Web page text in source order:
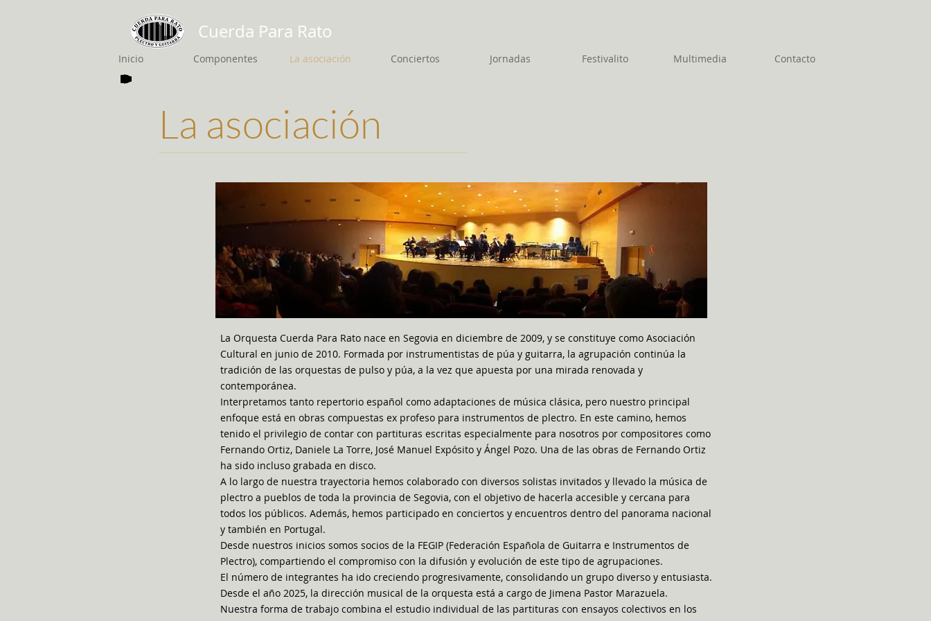
Cuerda Para Rato
Inicio Componentes La asociación Conciertos Jornadas Festivalito Multimedia Contacto
La asociación
La Orquesta Cuerda Para Rato nace en Segovia en diciembre de 2009, y se constituye como Asociación
Cultural en junio de 2010. Formada por instrumentistas de púa y guitarra, la agrupación continúa la
tradición de las orquestas de pulso y púa, a la vez que apuesta por una mirada renovada y
contemporánea.
Interpretamos tanto repertorio español como adaptaciones de música clásica, pero nuestro principal
enfoque está en obras compuestas ex profeso para instrumentos de plectro. En este camino, hemos
tenido el privilegio de contar con partituras escritas especialmente para nosotros por compositores como
Fernando Ortiz, Daniele La Torre, José Manuel Expósito y Ángel Pozo. Una de las obras de Fernando Ortiz
ha sido incluso grabada en disco.
A lo largo de nuestra trayectoria hemos colaborado con diversos solistas invitados y llevado la música de
plectro a pueblos de toda la provincia de Segovia, con el objetivo de hacerla accesible y cercana para
todos los públicos. Además, hemos participado en conciertos y encuentros dentro del panorama nacional
y también en Portugal.
Desde nuestros inicios somos socios de la FEGIP (Federación Española de Guitarra e Instrumentos de
Plectro), compartiendo el compromiso con la difusión y evolución de este tipo de agrupaciones.
El número de integrantes ha ido creciendo progresivamente, consolidando un grupo diverso y entusiasta.
Desde el año 2025, la dirección musical de la orquesta está a cargo de Jimena Pastor Marazuela.
Nuestra forma de trabajo combina el estudio individual de las partituras con ensayos colectivos en los